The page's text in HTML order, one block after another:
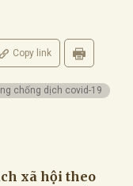
Copy link
chống dịch covid-19
xã hội theo